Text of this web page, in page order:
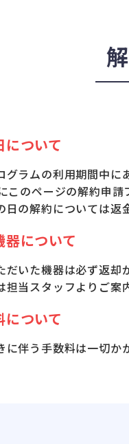
について
グラムの利用期間中に
このページの解約申請
日の解約については返
器について
だいた機器は必ず返却
担当スタッフよりご案
について
に伴う手数料は一切か